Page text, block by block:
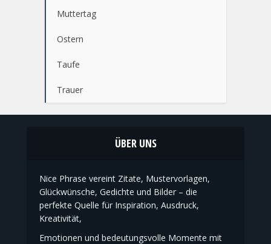
Muttertag
Ostern
Taufe
Trauer
ÜBER UNS
Nice Phrase vereint Zitate, Mustervorlagen,
Glückwünsche, Gedichte und Bilder – die
perfekte Quelle für Inspiration, Ausdruck,
Kreativität,
Emotionen und bedeutungsvolle Momente mit